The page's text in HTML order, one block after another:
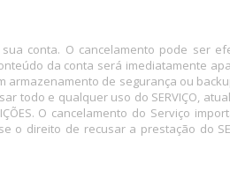
conta. O cancelamento pode ser
da conta será
de segurança ou
todo e qualquer uso do SERVIÇO,
O cancelamento do Serviço
o direito de recusar a prestação do